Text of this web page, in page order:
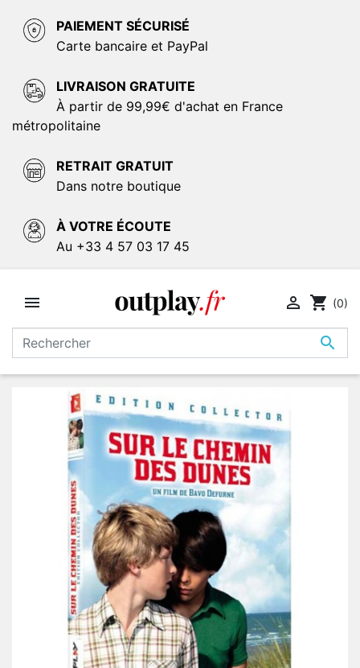
PAIEMENT SÉCURISÉ
Carte bancaire et PayPal
LIVRAISON GRATUITE
À partir de 99,99€ d'achat en France
métropolitaine
RETRAIT GRATUIT
Dans notre boutique
À VOTRE ÉCOUTE
Au +33 4 57 03 17 45


 shopping_cart (0)